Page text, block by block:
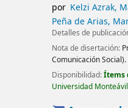
por Kelzi Azrak,
Peña de Arias,
Detalles de
Nota de disertación:
Comunicación
Disponibilidad:Ítems
Universidad